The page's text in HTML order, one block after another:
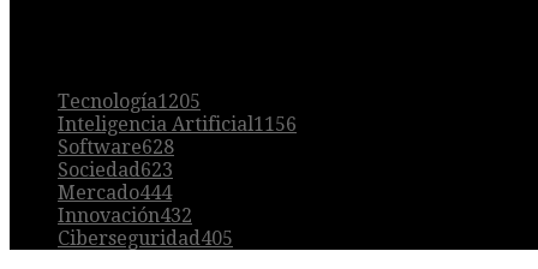
Tecnología1205
Inteligencia Artificial1156
Software628
Sociedad623
Mercado444
Innovación432
Ciberseguridad405